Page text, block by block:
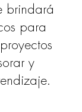
brindará
para
y